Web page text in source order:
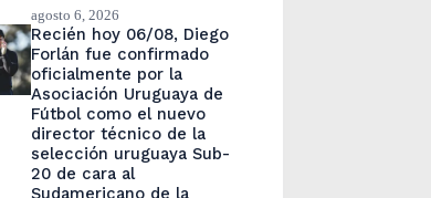
agosto 6, 2026
Recién hoy 06/08, Diego
Forlán fue confirmado
oficialmente por la
Asociación Uruguaya de
Fútbol como el nuevo
director técnico de la
selección uruguaya Sub-
20 de cara al
Sudamericano de la